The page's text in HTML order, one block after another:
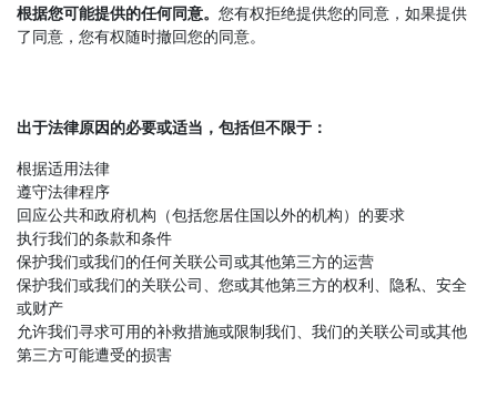
根据您可能提供的任何同意。 您有权拒绝提供您的同意，如果提供
了同意，您有权随时撤回您的同意。
出于法律原因的必要或适当，包括但不限于：
根据适用法律
遵守法律程序
回应公共和政府机构（包括您居住国以外的机构）的要求
执行我们的条款和条件
保护我们或我们的任何关联公司或其他第三方的运营
保护我们或我们的关联公司、您或其他第三方的权利、隐私、安全
或财产
允许我们寻求可用的补救措施或限制我们、我们的关联公司或其他
第三方可能遭受的损害